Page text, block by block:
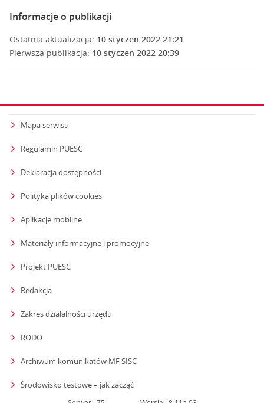
Informacje o publikacji
Ostatnia aktualizacja: 10 styczen 2022 21:21
Pierwsza publikacja: 10 styczen 2022 20:39
Mapa serwisu
Regulamin PUESC
Deklaracja dostępności
Polityka plików cookies
Aplikacje mobilne
Materiały informacyjne i promocyjne
Projekt PUESC
Redakcja
Zakres działalności urzędu
RODO
Archiwum komunikatów MF SISC
Środowisko testowe – jak zacząćstrona otwiera się w nowym oknie